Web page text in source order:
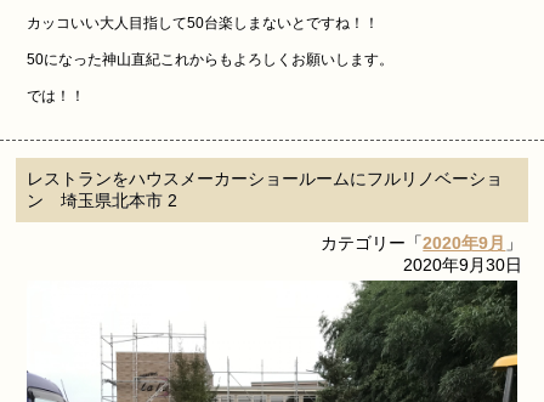
カッコいい大人目指して50台楽しまないとですね！！
50になった神山直紀これからもよろしくお願いします。
では！！
レストランをハウスメーカーショールームにフルリノベーショ
ン 埼玉県北本市 2
カテゴリー「2020年9月 」
2020年9月30日